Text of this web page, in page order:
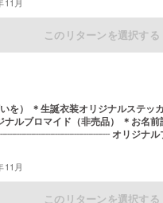
このリターンを選択する
カー（非売
オリジナルブ
。 記載して欲しいお名前は備考欄に
11月
このリターンを選択する